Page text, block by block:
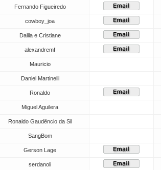
Fernando Figueiredo
cowboy_joa
Dalila e Cristiane
alexandremf
Mauricio
Daniel Martinelli
Ronaldo
Miguel Aguilera
Ronaldo Gaudêncio da Sil
SangBom
Gerson Lage
serdanoli